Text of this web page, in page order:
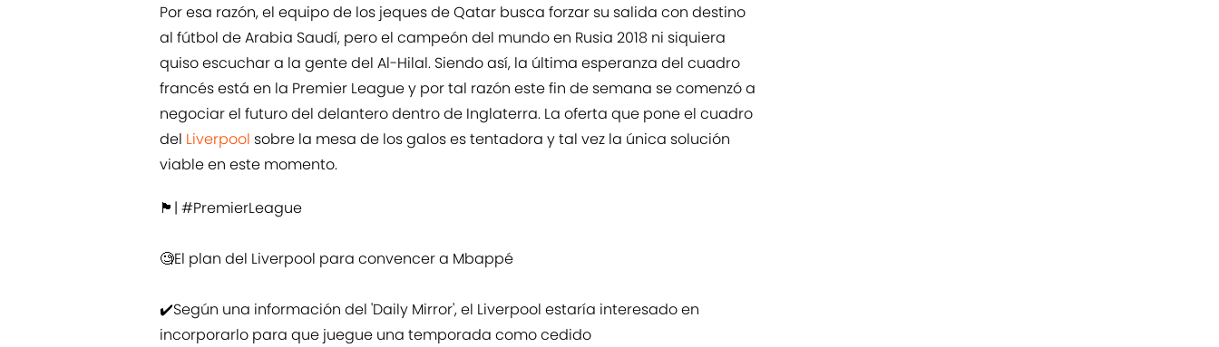
Por esa razón, el equipo de los jeques de Qatar busca forzar su salida con destino
al fútbol de Arabia Saudí, pero el campeón del mundo en Rusia 2018 ni siquiera
quiso escuchar a la gente del Al-Hilal. Siendo así, la última esperanza del cuadro
francés está en la Premier League y por tal razón este fin de semana se comenzó a
negociar el futuro del delantero dentro de Inglaterra. La oferta que pone el cuadro
del Liverpool sobre la mesa de los galos es tentadora y tal vez la única solución
viable en este momento.
🏴󠁧󠁢󠁥󠁮󠁧󠁿| #PremierLeague
🧐El plan del Liverpool para convencer a Mbappé
✔️Según una información del 'Daily Mirror', el Liverpool estaría interesado en
incorporarlo para que juegue una temporada como cedido